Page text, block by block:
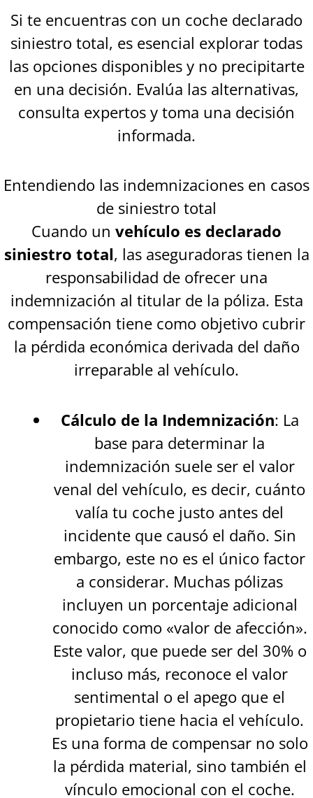
Si te encuentras con un coche declarado
siniestro total, es esencial explorar todas
las opciones disponibles y no precipitarte
en una decisión. Evalúa las alternativas,
consulta expertos y toma una decisión
informada.
Entendiendo las indemnizaciones en casos
de siniestro total
Cuando un vehículo es declarado
siniestro total, las aseguradoras tienen la
responsabilidad de ofrecer una
indemnización al titular de la póliza. Esta
compensación tiene como objetivo cubrir
la pérdida económica derivada del daño
irreparable al vehículo.
Cálculo de la Indemnización: La
base para determinar la
indemnización suele ser el valor
venal del vehículo, es decir, cuánto
valía tu coche justo antes del
incidente que causó el daño. Sin
embargo, este no es el único factor
a considerar. Muchas pólizas
incluyen un porcentaje adicional
conocido como «valor de afección».
Este valor, que puede ser del 30% o
incluso más, reconoce el valor
sentimental o el apego que el
propietario tiene hacia el vehículo.
Es una forma de compensar no solo
la pérdida material, sino también el
vínculo emocional con el coche.